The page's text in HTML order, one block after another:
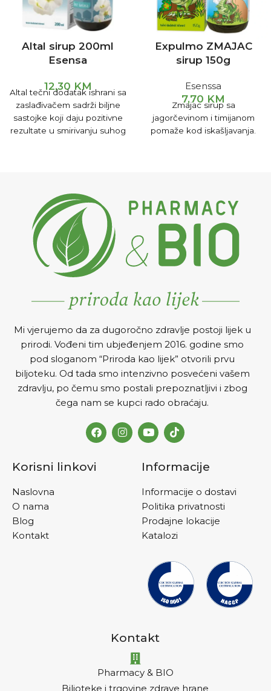
Altal sirup 200ml
Esensa
12,30 KM
Altal tečni dodatak ishrani sa
zaslađivačem sadrži biljne
sastojke koji daju pozitivne
rezultate u smirivanju suhog
Expulmo ZMAJAC
sirup 150g
Esenssa
7,70 KM
Zmajac sirup sa
jagorčevinom i timijanom
pomaže kod iskašljavanja.
Mi vjerujemo da za dugoročno zdravlje postoji lijek u
prirodi. Vođeni tim ubjeđenjem 2016. godine smo
pod sloganom “Priroda kao lijek” otvorili prvu
biljoteku. Od tada smo intenzivno posvećeni vašem
zdravlju, po čemu smo postali prepoznatljivi i zbog
čega nam se kupci rado obraćaju.
Korisni linkovi
Naslovna
O nama
Blog
Kontakt
Informacije
Informacije o dostavi
Politika privatnosti
Prodajne lokacije
Katalozi
Kontakt
Pharmacy & BIO
Biljoteke i trgovine zdrave hrane